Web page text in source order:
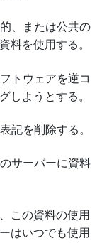
、または公共の
料を使用する。
トウェアを逆コ
しようとする。
記を削除する。
サーバーに資料
この資料の使用
はいつでも使用